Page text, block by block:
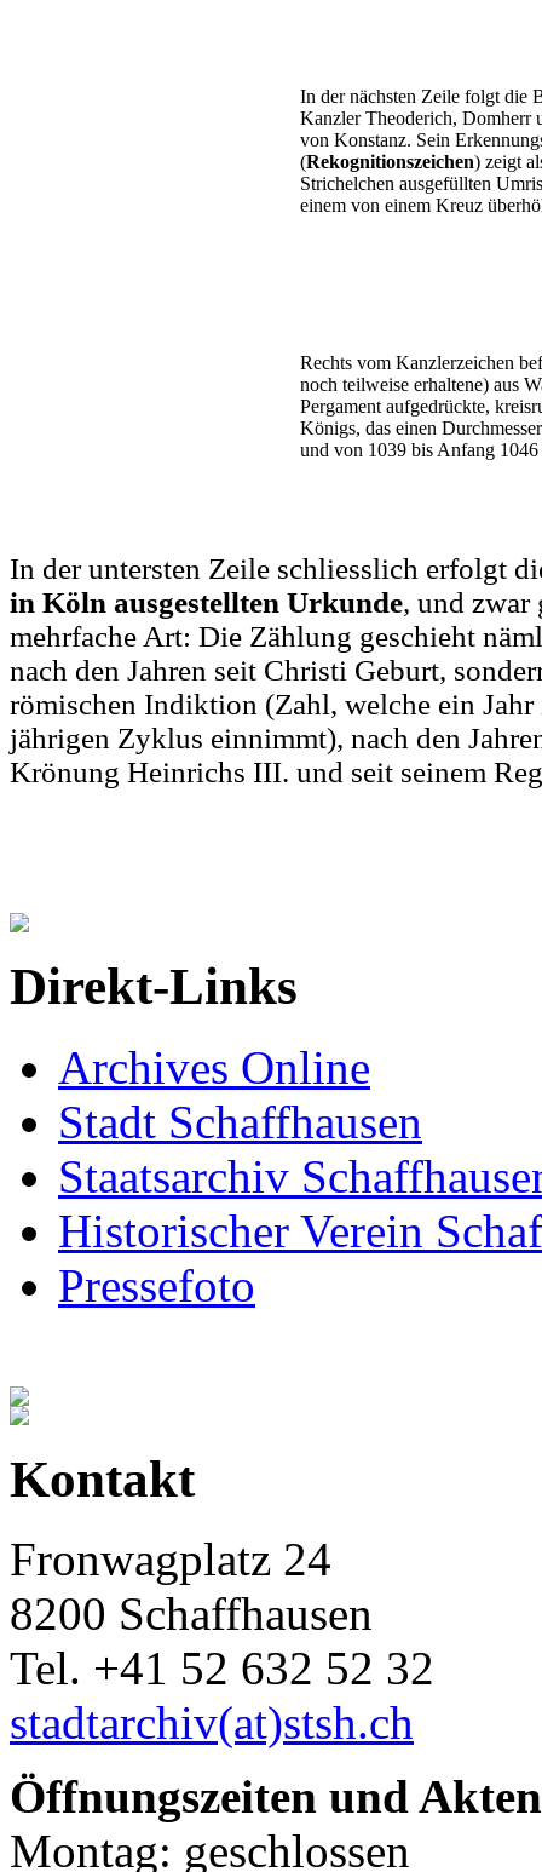
In der nächsten Zeile folgt die
Kanzler Theoderich, Domherr
von Konstanz. Sein
(Rekognitionszeichen) zeigt
Strichelchen ausgefüllten
einem von einem Kreuz
Rechts vom Kanzlerzeichen
noch teilweise erhaltene) aus
Pergament aufgedrückte,
Königs, das einen
und von 1039 bis Anfang
In der untersten Zeile schliesslich erfolgt
in Köln ausgestellten Urkunde, und zwar
mehrfache Art: Die Zählung geschieht
nach den Jahren seit Christi Geburt,
römischen Indiktion (Zahl, welche ein Jahr
jährigen Zyklus einnimmt), nach den
Krönung Heinrichs III. und seit seinem
Direkt-Links
Archives Online
Stadt Schaffhausen
Staatsarchiv
Historischer Verein
Pressefoto
Kontakt
Fronwagplatz 24
8200 Schaffhausen
Tel. +41 52 632 52 32
stadtarchiv(at)stsh.ch
Öffnungszeiten und
Montag: geschlossen